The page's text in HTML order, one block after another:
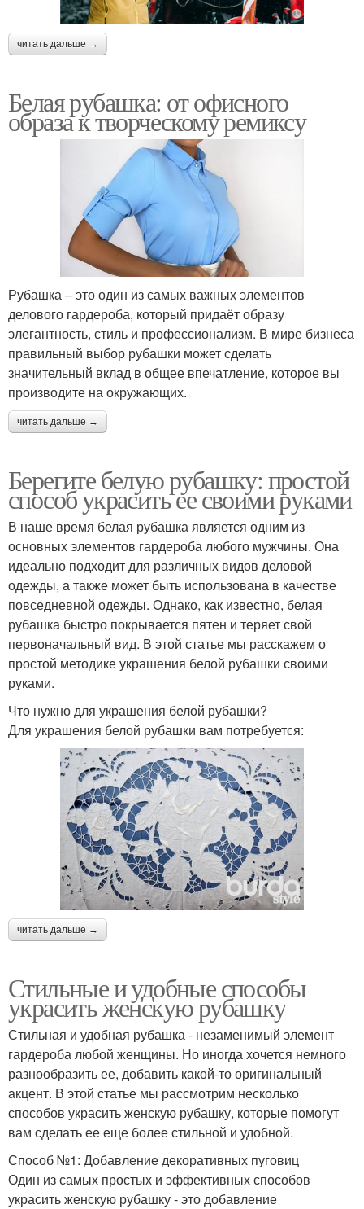
читать дальше →
Белая рубашка: от офисного
образа к творческому ремиксу
Рубашка – это один из самых важных элементов
делового гардероба, который придаёт образу
элегантность, стиль и профессионализм. В мире бизнеса
правильный выбор рубашки может сделать
значительный вклад в общее впечатление, которое вы
производите на окружающих.
читать дальше →
Берегите белую рубашку: простой
способ украсить ее своими руками
В наше время белая рубашка является одним из
основных элементов гардероба любого мужчины. Она
идеально подходит для различных видов деловой
одежды, а также может быть использована в качестве
повседневной одежды. Однако, как известно, белая
рубашка быстро покрывается пятен и теряет свой
первоначальный вид. В этой статье мы расскажем о
простой методике украшения белой рубашки своими
руками.
Что нужно для украшения белой рубашки?
Для украшения белой рубашки вам потребуется:
читать дальше →
Стильные и удобные способы
украсить женскую рубашку
Стильная и удобная рубашка - незаменимый элемент
гардероба любой женщины. Но иногда хочется немного
разнообразить ее, добавить какой-то оригинальный
акцент. В этой статье мы рассмотрим несколько
способов украсить женскую рубашку, которые помогут
вам сделать ее еще более стильной и удобной.
Способ №1: Добавление декоративных пуговиц
Один из самых простых и эффективных способов
украсить женскую рубашку - это добавление